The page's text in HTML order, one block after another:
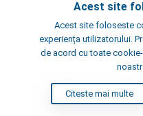
Acest site
Acest site foloseste
experiența utilizatorului.
de acord cu toate
Citeste mai multe